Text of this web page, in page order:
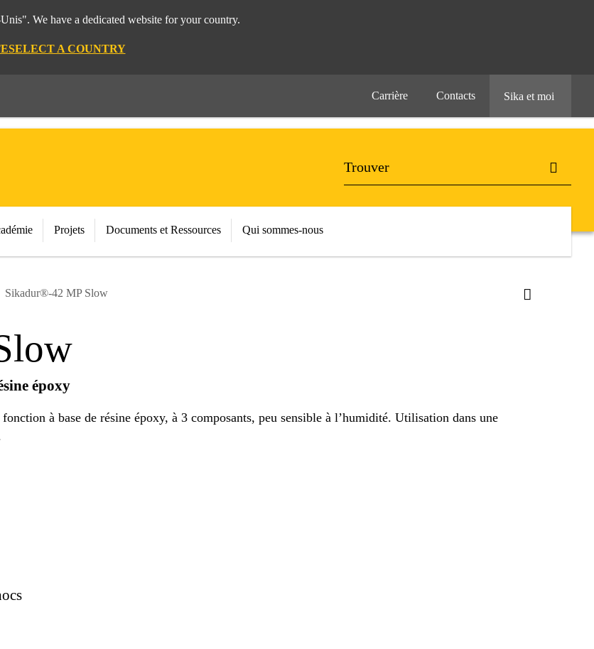
We have a dedicated website for your country.
SELECT A COUNTRY
Carrière Contacts Sika et moi
Projets Documents et Ressources Qui sommes-nous
Sikadur®-42 MP Slow
époxy
à base de résine époxy, à 3 composants, peu sensible à l’humidité. Utilisation dans une